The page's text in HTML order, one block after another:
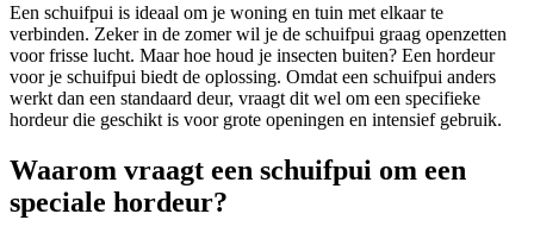
Een schuifpui is ideaal om je woning en tuin met elkaar te
verbinden. Zeker in de zomer wil je de schuifpui graag openzetten
voor frisse lucht. Maar hoe houd je insecten buiten? Een hordeur
voor je schuifpui biedt de oplossing. Omdat een schuifpui anders
werkt dan een standaard deur, vraagt dit wel om een specifieke
hordeur die geschikt is voor grote openingen en intensief gebruik.
Waarom vraagt een schuifpui om een
speciale hordeur?